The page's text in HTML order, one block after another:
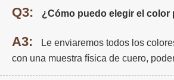
Q3: ¿Cómo puedo elegir el color
A3:
Le enviaremos todos los
con una muestra física de cuero,